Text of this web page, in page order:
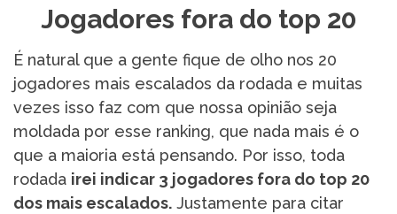
Jogadores fora do top 20
É natural que a gente fique de olho nos 20
jogadores mais escalados da rodada e muitas
vezes isso faz com que nossa opinião seja
moldada por esse ranking, que nada mais é o
que a maioria está pensando. Por isso, toda
rodada irei indicar 3 jogadores fora do top 20
dos mais escalados. Justamente para citar